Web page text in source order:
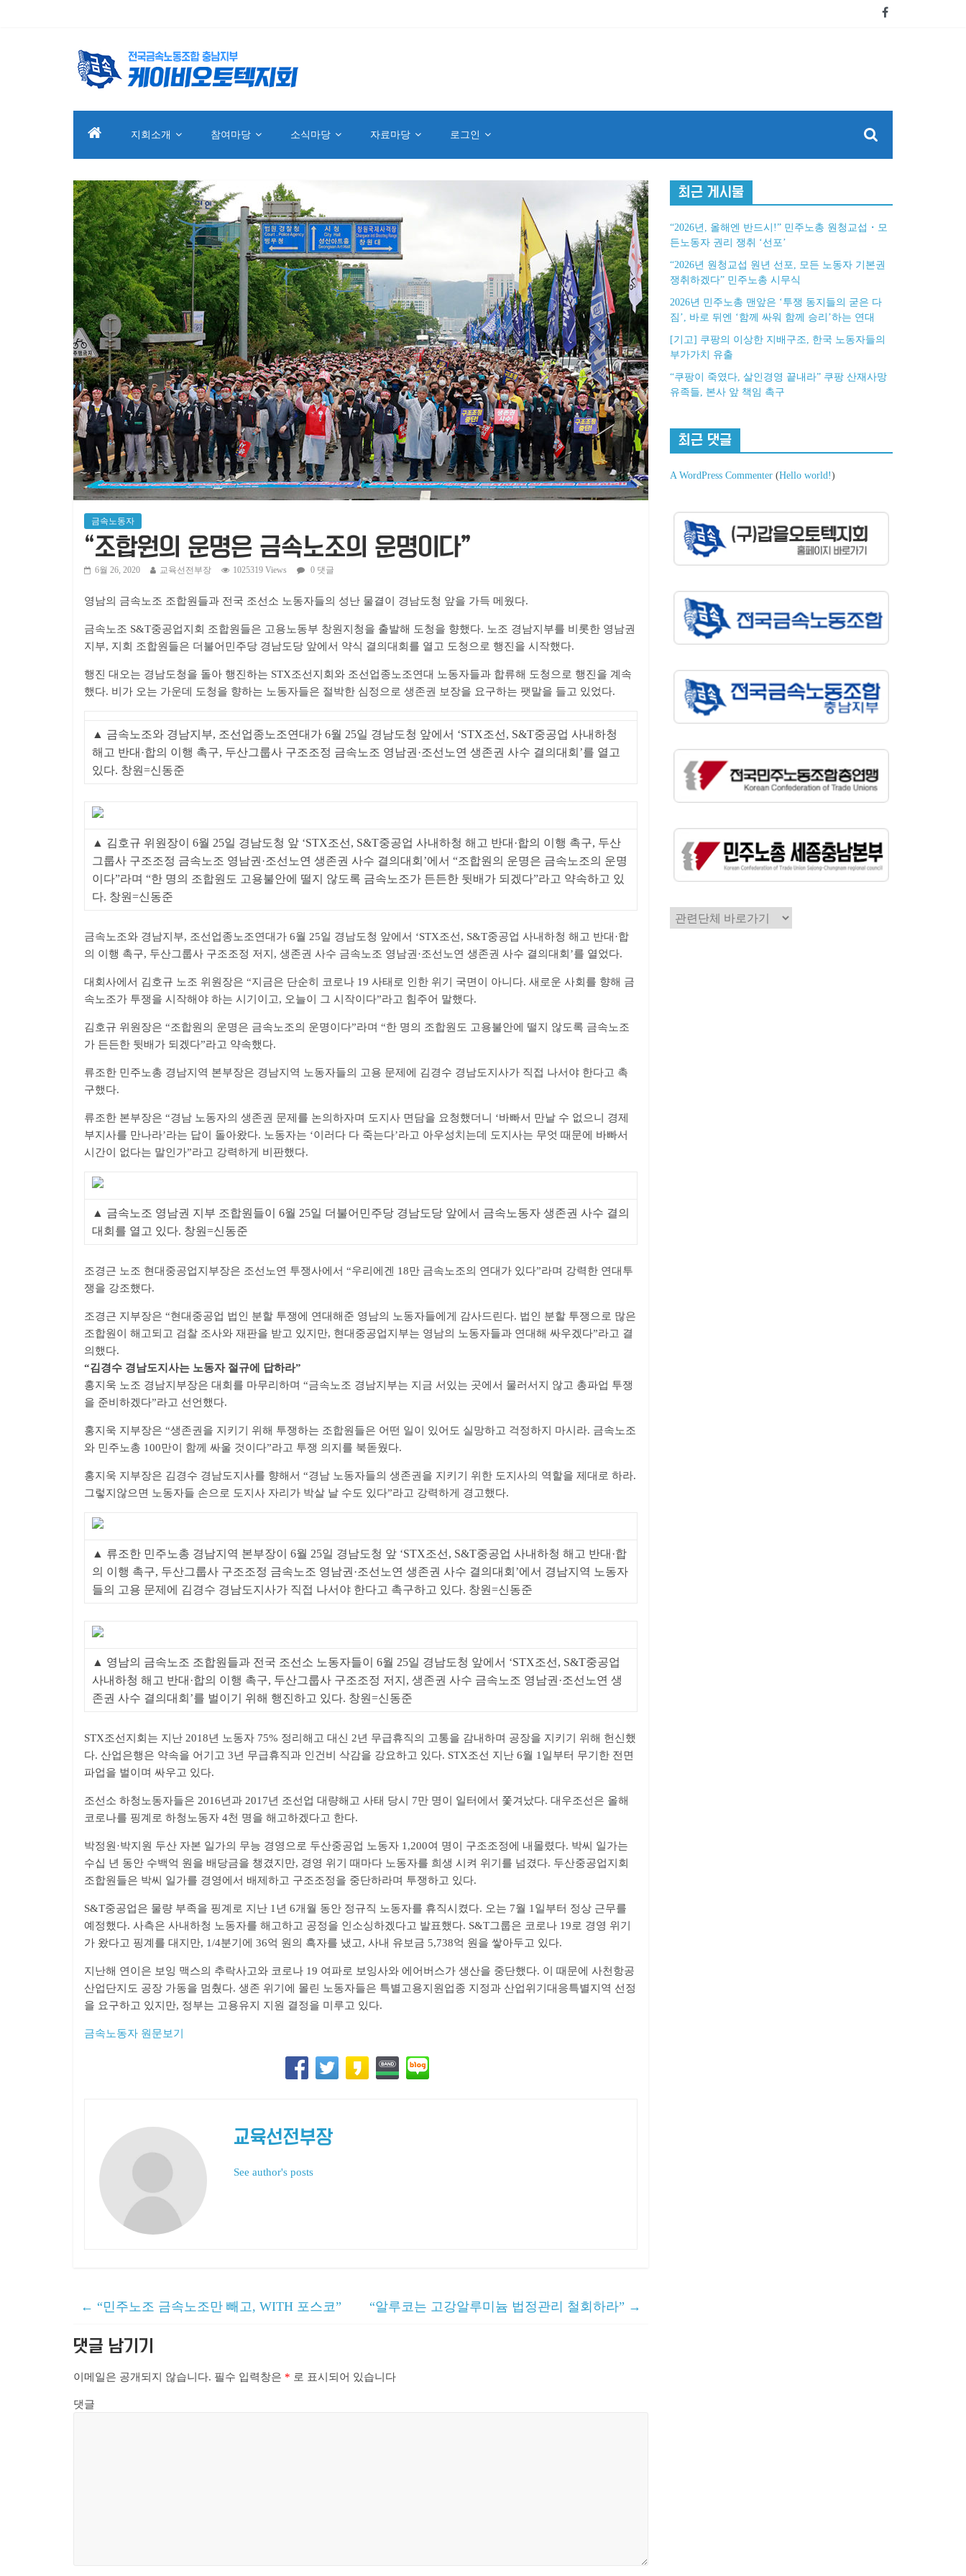
지회소개 참여마당 소식마당 자료마당 로그인
금속노동자
“조합원의 운명은 금속노조의 운명이다”
6월 26, 2020 교육선전부장 1025319 Views 0 댓글
영남의 금속노조 조합원들과 전국 조선소 노동자들의 성난 물결이 경남도청 앞을 가득 메웠다.
금속노조 S&T중공업지회 조합원들은 고용노동부 창원지청을 출발해 도청을 향했다. 노조 경남지부를 비롯한 영남권
지부, 지회 조합원들은 더불어민주당 경남도당 앞에서 약식 결의대회를 열고 도청으로 행진을 시작했다.
행진 대오는 경남도청을 돌아 행진하는 STX조선지회와 조선업종노조연대 노동자들과 합류해 도청으로 행진을 계속
했다. 비가 오는 가운데 도청을 향하는 노동자들은 절박한 심정으로 생존권 보장을 요구하는 팻말을 들고 있었다.
▲ 금속노조와 경남지부, 조선업종노조연대가 6월 25일 경남도청 앞에서 ‘STX조선, S&T중공업 사내하청
해고 반대·합의 이행 촉구, 두산그룹사 구조조정 금속노조 영남권·조선노연 생존권 사수 결의대회’를 열고
있다. 창원=신동준
▲ 김호규 위원장이 6월 25일 경남도청 앞 ‘STX조선, S&T중공업 사내하청 해고 반대·합의 이행 촉구, 두산
그룹사 구조조정 금속노조 영남권·조선노연 생존권 사수 결의대회’에서 “조합원의 운명은 금속노조의 운명
이다”라며 “한 명의 조합원도 고용불안에 떨지 않도록 금속노조가 든든한 뒷배가 되겠다”라고 약속하고 있
다. 창원=신동준
금속노조와 경남지부, 조선업종노조연대가 6월 25일 경남도청 앞에서 ‘STX조선, S&T중공업 사내하청 해고 반대·합
의 이행 촉구, 두산그룹사 구조조정 저지, 생존권 사수 금속노조 영남권·조선노연 생존권 사수 결의대회’를 열었다.
대회사에서 김호규 노조 위원장은 “지금은 단순히 코로나 19 사태로 인한 위기 국면이 아니다. 새로운 사회를 향해 금
속노조가 투쟁을 시작해야 하는 시기이고, 오늘이 그 시작이다”라고 힘주어 말했다.
김호규 위원장은 “조합원의 운명은 금속노조의 운명이다”라며 “한 명의 조합원도 고용불안에 떨지 않도록 금속노조
가 든든한 뒷배가 되겠다”라고 약속했다.
류조한 민주노총 경남지역 본부장은 경남지역 노동자들의 고용 문제에 김경수 경남도지사가 직접 나서야 한다고 촉
구했다.
류조한 본부장은 “경남 노동자의 생존권 문제를 논의하자며 도지사 면담을 요청했더니 ‘바빠서 만날 수 없으니 경제
부지사를 만나라’라는 답이 돌아왔다. 노동자는 ‘이러다 다 죽는다’라고 아우성치는데 도지사는 무엇 때문에 바빠서
시간이 없다는 말인가”라고 강력하게 비판했다.
▲ 금속노조 영남권 지부 조합원들이 6월 25일 더불어민주당 경남도당 앞에서 금속노동자 생존권 사수 결의
대회를 열고 있다. 창원=신동준
조경근 노조 현대중공업지부장은 조선노연 투쟁사에서 “우리에겐 18만 금속노조의 연대가 있다”라며 강력한 연대투
쟁을 강조했다.
조경근 지부장은 “현대중공업 법인 분할 투쟁에 연대해준 영남의 노동자들에게 감사드린다. 법인 분할 투쟁으로 많은
조합원이 해고되고 검찰 조사와 재판을 받고 있지만, 현대중공업지부는 영남의 노동자들과 연대해 싸우겠다”라고 결
의했다.
“김경수 경남도지사는 노동자 절규에 답하라”
홍지욱 노조 경남지부장은 대회를 마무리하며 “금속노조 경남지부는 지금 서있는 곳에서 물러서지 않고 총파업 투쟁
을 준비하겠다”라고 선언했다.
홍지욱 지부장은 “생존권을 지키기 위해 투쟁하는 조합원들은 어떤 일이 있어도 실망하고 걱정하지 마시라. 금속노조
와 민주노총 100만이 함께 싸울 것이다”라고 투쟁 의지를 북돋웠다.
홍지욱 지부장은 김경수 경남도지사를 향해서 “경남 노동자들의 생존권을 지키기 위한 도지사의 역할을 제대로 하라.
그렇지않으면 노동자들 손으로 도지사 자리가 박살 날 수도 있다”라고 강력하게 경고했다.
▲ 류조한 민주노총 경남지역 본부장이 6월 25일 경남도청 앞 ‘STX조선, S&T중공업 사내하청 해고 반대·합
의 이행 촉구, 두산그룹사 구조조정 금속노조 영남권·조선노연 생존권 사수 결의대회’에서 경남지역 노동자
들의 고용 문제에 김경수 경남도지사가 직접 나서야 한다고 촉구하고 있다. 창원=신동준
▲ 영남의 금속노조 조합원들과 전국 조선소 노동자들이 6월 25일 경남도청 앞에서 ‘STX조선, S&T중공업
사내하청 해고 반대·합의 이행 촉구, 두산그룹사 구조조정 저지, 생존권 사수 금속노조 영남권·조선노연 생
존권 사수 결의대회’를 벌이기 위해 행진하고 있다. 창원=신동준
STX조선지회는 지난 2018년 노동자 75% 정리해고 대신 2년 무급휴직의 고통을 감내하며 공장을 지키기 위해 헌신했
다. 산업은행은 약속을 어기고 3년 무급휴직과 인건비 삭감을 강요하고 있다. STX조선 지난 6월 1일부터 무기한 전면
파업을 벌이며 싸우고 있다.
조선소 하청노동자들은 2016년과 2017년 조선업 대량해고 사태 당시 7만 명이 일터에서 쫓겨났다. 대우조선은 올해
코로나를 핑계로 하청노동자 4천 명을 해고하겠다고 한다.
박정원·박지원 두산 자본 일가의 무능 경영으로 두산중공업 노동자 1,200여 명이 구조조정에 내몰렸다. 박씨 일가는
수십 년 동안 수백억 원을 배당금을 챙겼지만, 경영 위기 때마다 노동자를 희생 시켜 위기를 넘겼다. 두산중공업지회
조합원들은 박씨 일가를 경영에서 배제하고 구조조정을 중단하라며 투쟁하고 있다.
S&T중공업은 물량 부족을 핑계로 지난 1년 6개월 동안 정규직 노동자를 휴직시켰다. 오는 7월 1일부터 정상 근무를
예정했다. 사측은 사내하청 노동자를 해고하고 공정을 인소싱하겠다고 발표했다. S&T그룹은 코로나 19로 경영 위기
가 왔다고 핑계를 대지만, 1/4분기에 36억 원의 흑자를 냈고, 사내 유보금 5,738억 원을 쌓아두고 있다.
지난해 연이은 보잉 맥스의 추락사고와 코로나 19 여파로 보잉사와 에어버스가 생산을 중단했다. 이 때문에 사천항공
산업단지도 공장 가동을 멈췄다. 생존 위기에 몰린 노동자들은 특별고용지원업종 지정과 산업위기대응특별지역 선정
을 요구하고 있지만, 정부는 고용유지 지원 결정을 미루고 있다.
금속노동자 원문보기
교육선전부장
See author's posts
← “민주노조 금속노조만 빼고, WITH 포스코” “알루코는 고강알루미늄 법정관리 철회하라” →
댓글 남기기
이메일은 공개되지 않습니다. 필수 입력창은 * 로 표시되어 있습니다
댓글
최근 게시물
“2026년, 올해엔 반드시!” 민주노총 원청교섭・모
든노동자 권리 쟁취 ‘선포’
“2026년 원청교섭 원년 선포, 모든 노동자 기본권
쟁취하겠다” 민주노총 시무식
2026년 민주노총 맨앞은 ‘투쟁 동지들의 굳은 다
짐’, 바로 뒤엔 ‘함께 싸워 함께 승리’하는 연대
[기고] 쿠팡의 이상한 지배구조, 한국 노동자들의
부가가치 유출
“쿠팡이 죽였다, 살인경영 끝내라” 쿠팡 산재사망
유족들, 본사 앞 책임 촉구
최근 댓글
A WordPress Commenter (Hello world!)